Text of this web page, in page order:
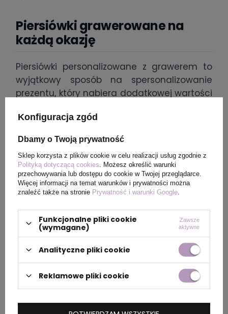
Piersiówki grawerowane na
każdą okazję
Piersiówki personalizowane z grawerem to
wyjątkowy sposób na spersonalizowanie
prezentu, który nabiera dodatkowej wartości
umieszczenia na piersiówce graweru – czy
to z imieniem, datą, cytatem, czy dedykacją
– staje się ona niepowtarzalnym i osobistym
podarunkiem, który z pewnością zostanie
doceniony przez obdarowanego.
Grawerowana piersiówka świetnie sprawdzi
się jako prezent na szczególne okazje, takie
jak urodziny, jubileusze, śluby czy rocznice.
Wybierając grawer, można podkreślić
wyjątkowość relacji i sprawić, że prezent
będzie nie tylko elegancki, ale również pełen
emocji i wspomnień. To doskonały sposób,
aby wyrazić wdzięczność, miłość lub
szacunek w niebanalny sposób.
Konfiguracja zgód
Dbamy o Twoją prywatność
Sklep korzysta z plików cookie w celu realizacji usług zgodnie z
Polityką dotyczącą cookies . Możesz określić warunki
przechowywania lub dostępu do cookie w Twojej przeglądarce.
Więcej informacji na temat warunków i prywatności można
znaleźć także na stronie Prywatność i warunki Google
Funkcjonalne pliki cookie
(wymagane)
Zawsze
aktywne
Analityczne pliki cookie
Reklamowe pliki cookie